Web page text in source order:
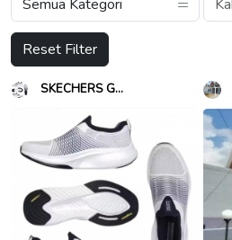
Reset Filter
SKECHERS G...